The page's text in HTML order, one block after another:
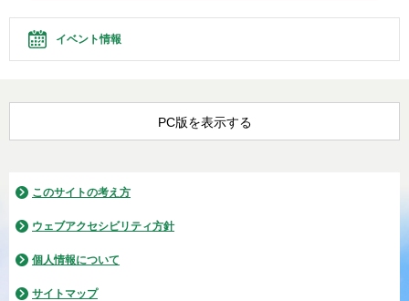
イベント情報
PC版を表示する
このサイトの考え方
ウェブアクセシビリティ方針
個人情報について
サイトマップ